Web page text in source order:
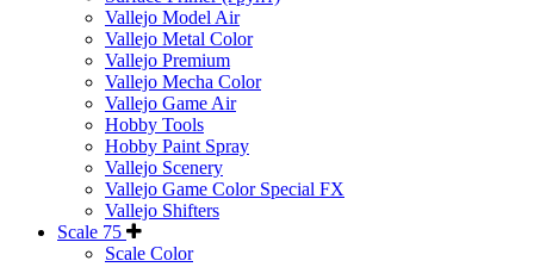
Vallejo Model Air
Vallejo Metal Color
Vallejo Premium
Vallejo Mecha Color
Vallejo Game Air
Hobby Tools
Hobby Paint Spray
Vallejo Scenery
Vallejo Game Color Special FX
Vallejo Shifters
Scale 75
Scale Color